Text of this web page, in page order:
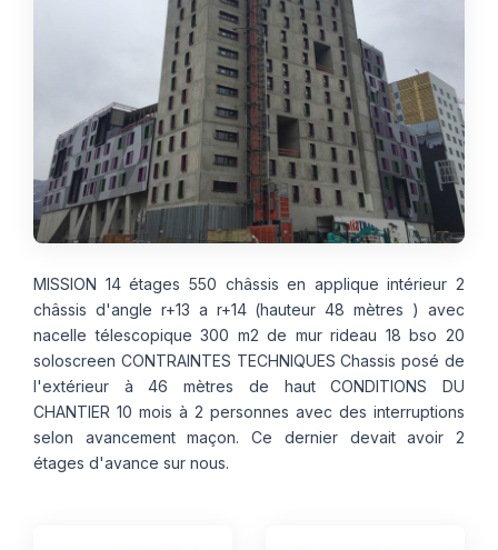
ACTUALITÉS
CONTACT
ETRE RAPPELÉ
MISSION 14 étages 550 châssis en applique intérieur 2
châssis d'angle r+13 a r+14 (hauteur 48 mètres ) avec
nacelle télescopique 300 m2 de mur rideau 18 bso 20
soloscreen CONTRAINTES TECHNIQUES Chassis posé de
l'extérieur à 46 mètres de haut CONDITIONS DU
CHANTIER 10 mois à 2 personnes avec des interruptions
selon avancement maçon. Ce dernier devait avoir 2
étages d'avance sur nous.